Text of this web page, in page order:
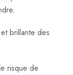
brillante des
risque de